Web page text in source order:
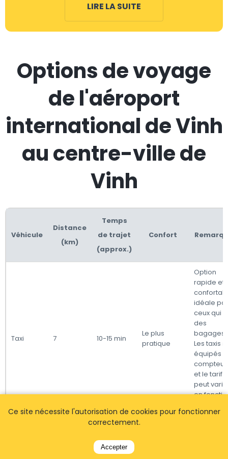
LIRE LA SUITE
Options de voyage
de l'aéroport
international de Vinh
au centre-ville de
Vinh
Véhicule
Distance
(km)
Temps
de trajet
(approx.)
Confort
Taxi 7 10-15 min
Le plus
pratique
Option
rapide et
idéale
ceux qui
des
bagages.
Les taxis
équipés
et le tarif
peut
en
Ce site nécessite l'autorisation de cookies pour fonctionner
correctement.
Accepter